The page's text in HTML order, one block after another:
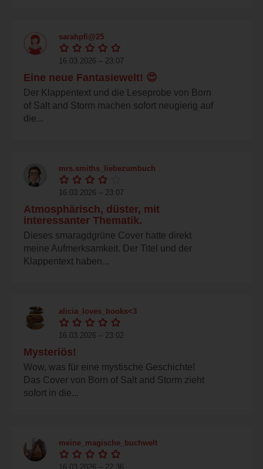
sarahpfi@25
16.03.2026 – 23:07
Eine neue Fantasiewelt! 😍
Der Klappentext und die Leseprobe von Born
of Salt and Storm machen sofort neugierig auf
die...
mrs.smiths_liebezumbuch
16.03.2026 – 23:07
Atmosphärisch, düster, mit
interessanter Thematik.
Dieses smaragdgrüne Cover hatte direkt
meine Aufmerksamkeit. Der Titel und der
Klappentext haben...
alicia_loves_books<3
16.03.2026 – 23:02
Mysteriös!
Wow, was für eine mystische Geschichte!
Das Cover von Born of Salt and Storm zieht
sofort in die...
meine_magische_buchwelt
16.03.2026 – 22:36